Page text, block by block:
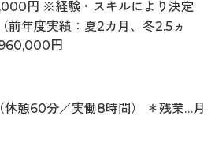
円 ※経験・スキルにより決定
前年度実績：夏2カ月、冬2.5ヵ
円
憩60分／実働8時間） ＊残業…月